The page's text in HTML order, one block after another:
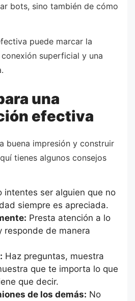
bots, sino también de cómo
puede marcar la
superficial y una
una
efectiva
buena impresión y construir
tienes algunos consejos
intentes ser alguien que no
siempre es apreciada.
Presta atención a lo
responde de manera
Haz preguntas, muestra
que te importa lo que
que decir.
de los demás: No